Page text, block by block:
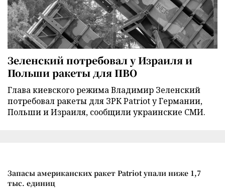
Зеленский потребовал у Израиля и
Польши ракеты для ПВО
Глава киевского режима Владимир Зеленский
потребовал ракеты для ЗРК Patriot у Германии,
Польши и Израиля, сообщили украинские СМИ.
Запасы американских ракет Patriot упали ниже 1,7
тыс. единиц